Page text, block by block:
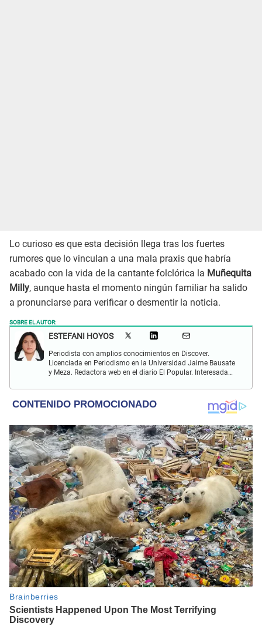
Lo curioso es que esta decisión llega tras los fuertes
rumores que lo vinculan a una mala praxis que habría
acabado con la vida de la cantante folclórica la Muñequita
Milly, aunque hasta el momento ningún familiar ha salido
a pronunciarse para verificar o desmentir la noticia.
SOBRE EL AUTOR:
ESTEFANI HOYOS
Periodista con amplios conocimientos en Discover.
Licenciada en Periodismo en la Universidad Jaime Bausate
y Meza. Redactora web en el diario El Popular. Interesada
internacional; tendencias, películas y series.